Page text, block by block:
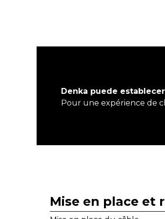
Denka puede
Pour une expérience de
Mise en place et